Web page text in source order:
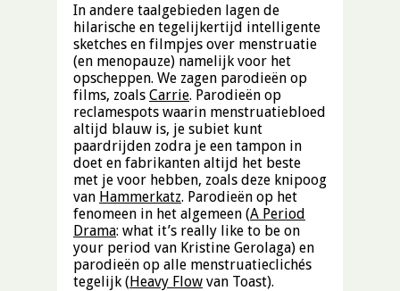
In andere taalgebieden lagen de
hilarische en tegelijkertijd intelligente
sketches en filmpjes over menstruatie
(en menopauze) namelijk voor het
opscheppen. We zagen parodieën op
films, zoals Carrie. Parodieën op
reclamespots waarin menstruatiebloed
altijd blauw is, je subiet kunt
paardrijden zodra je een tampon in
doet en fabrikanten altijd het beste
met je voor hebben, zoals deze knipoog
van Hammerkatz. Parodieën op het
fenomeen in het algemeen (A Period
Drama: what it’s really like to be on
your period van Kristine Gerolaga) en
parodieën op alle menstruatieclichés
tegelijk (Heavy Flow van Toast).